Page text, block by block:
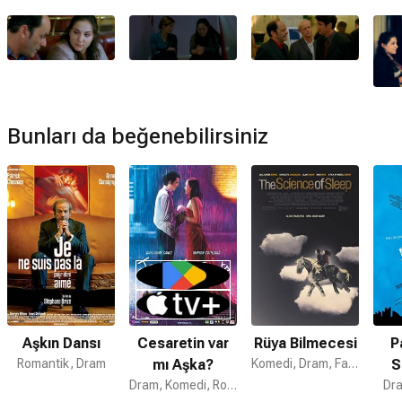
Resim Gibi devam filmi var mı?
Hayır. Resim Gibi için devam filmi bulunmamaktadır.
Bunları da beğenebilirsiniz
Aşkın Dansı
Romantik, Dram
Cesaretin var
mı Aşka?
Dram, Komedi, Romantik
Rüya Bilmecesi
Komedi, Dram, Fantastik